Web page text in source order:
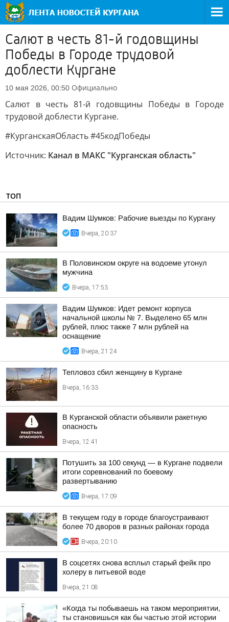
Салют в честь 81-й годовщины
Победы в Городе трудовой
доблести Кургане
10 мая 2026, 00:50 Официально
Салют в честь 81-й годовщины Победы в Городе
трудовой доблести Кургане.
#КурганскаяОбласть #45кодПобеды
Источник: Канал в МАКС "Курганская область"
ТОП
Вадим Шумков: Рабочие выезды по Кургану
Вчера, 20:37
В Половинском округе на водоеме утонул
мужчина
Вчера, 17:53
Вадим Шумков: Идет ремонт корпуса
начальной школы № 7. Выделено 65 млн
рублей, плюс также 7 млн рублей на
оснащение
Вчера, 21:24
Тепловоз сбил женщину в Кургане
Вчера, 16:33
В Курганской области объявили ракетную
опасность
Вчера, 12:41
Потушить за 100 секунд — в Кургане подвели
итоги соревнований по боевому
развертыванию
Вчера, 17:09
В текущем году в городе благоустраивают
более 70 дворов в разных районах города
Вчера, 20:10
В соцсетях снова всплыл старый фейк про
холеру в питьевой воде
Вчера, 21:08
«Когда ты побываешь на таком мероприятии,
ты становишься как бы частью этой истории